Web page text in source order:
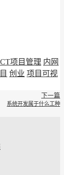
项目管理 内网
创业 项目可视
下一篇
系统开发属于什么工种